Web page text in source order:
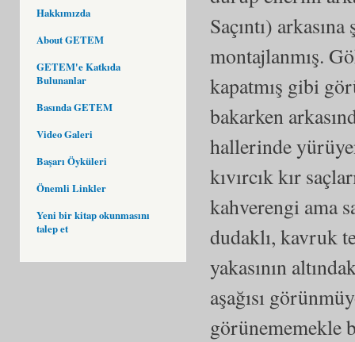
Hakkımızda
About GETEM
GETEM'e Katkıda
Bulunanlar
Basında GETEM
Video Galeri
Başarı Öyküleri
Önemli Linkler
Yeni bir kitap okunmasını
talep et
Saçıntı)
montajlanmış.
kapatmış gibi
bakarken
hallerinde
kıvırcık kır
kahverengi ama
dudaklı, kavruk
yakasının
aşağısı
görünememekle